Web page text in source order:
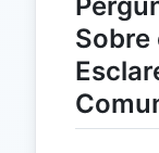
Sobre